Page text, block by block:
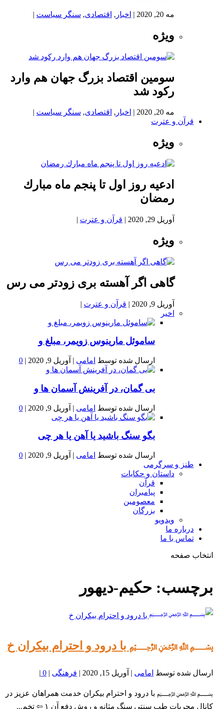
مه 20, 2020 | اخبار , اقتصادی, سنگر سیاست |
ویژه
سومین اقتصاد بزرگ جهان هم وارد
رکود شد
مه 20, 2020 | اخبار , اقتصادی, سنگر سیاست |
قرآن و عترت
ویژه
ادعيه روز اول تا پنجم ماه مبارك
رمضان
آوریل 29, 2020 | قرآن و عترت |
ویژه
گاهی اگر آهسته بری زودتر می رس
آوریل 9, 2020 | قرآن و عترت |
اخیر
ساموئل مارینوس زویمر، مبلغ و
ارسال شده توسط امامی | آوریل 9, 2020 |
0
بى گمان، در آفرينش آسمان ها و
ارسال شده توسط امامی | آوریل 9, 2020 |
0
بگو سنگ باشید یا آهن یا هر چی
ارسال شده توسط امامی | آوریل 9, 2020 |
0
طنز و سرگرمی
داستان و حکایات
قرآن
پیامبران
معصومین
بزرگان
ویدویو
درباره ما
تماس با ما
انتخاب صفحه
شمال
برچسب: حکیم-دیهور
﷽ با درود و احترام بیکران خ
ارسال شده توسط امامی | آوریل 15, 2020 | فرهنگی |
0
|
﷽ با درود و احترام بیکران خدمت همراهان عزیز در
کانال مجربات طب سنتی سنگ مثانه و روش دفع آن ۱ ⇦ تخم...